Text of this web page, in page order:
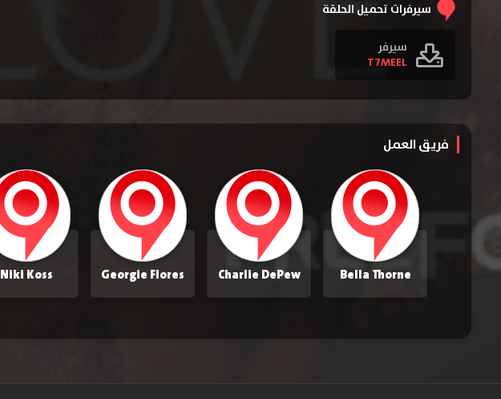
سيرفرات تحميل الحلقة
سيرفر
T7MEEL
فريق العمل
Bella Thorne
Charlie DePew
Georgie Flores
Niki Koss